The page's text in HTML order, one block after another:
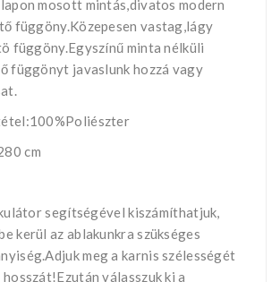
mosott mintás,divatos modern
függöny.Közepesen vastag,lágy
függöny.Egyszínű minta nélküli
függönyt javaslunk hozzá vagy
cm
segítségével kiszámíthatjuk,
kerül az ablakunkra szükséges
meg a karnis szélességét
válasszuk ki a